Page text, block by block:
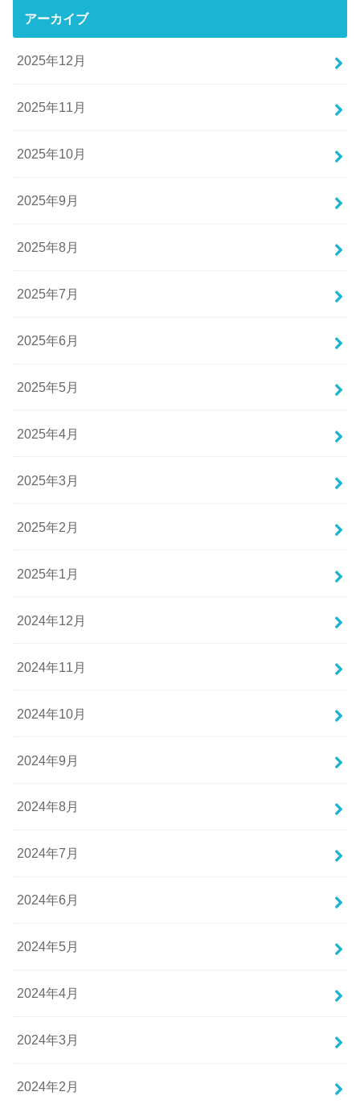
アーカイブ
2025年12月
2025年11月
2025年10月
2025年9月
2025年8月
2025年7月
2025年6月
2025年5月
2025年4月
2025年3月
2025年2月
2025年1月
2024年12月
2024年11月
2024年10月
2024年9月
2024年8月
2024年7月
2024年6月
2024年5月
2024年4月
2024年3月
2024年2月